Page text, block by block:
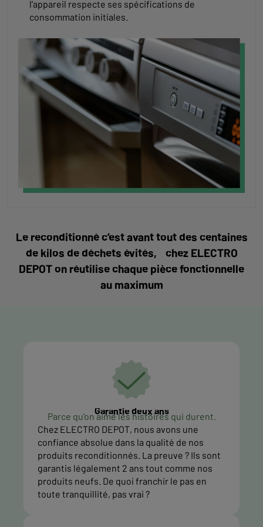
l'appareil respecte ses spécifications de
consommation initiales.
Le reconditionné c’est avant tout des centaines
de kilos de déchets évités, chez ELECTRO
DEPOT on réutilise chaque pièce fonctionnelle
au maximum
Garantie deux ans
Parce qu'on aime les histoires qui durent.
Chez ELECTRO DEPOT, nous avons une
confiance absolue dans la qualité de nos
produits reconditionnés. La preuve ? Ils sont
garantis légalement 2 ans tout comme nos
produits neufs. De quoi franchir le pas en
toute tranquillité, pas vrai ?